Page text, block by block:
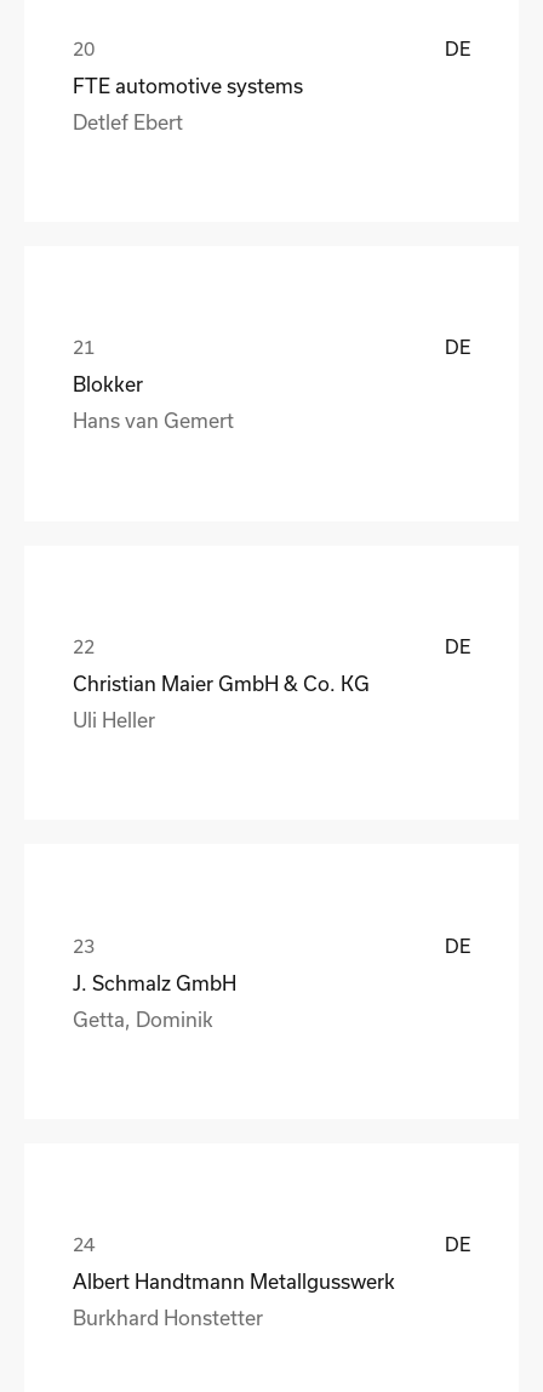
DE
FTE automotive systems
Detlef Ebert
DE
Blokker
Hans van Gemert
DE
Christian Maier GmbH & Co. KG
Uli Heller
DE
J. Schmalz GmbH
Getta, Dominik
DE
Albert Handtmann Metallgusswerk
Burkhard Honstetter